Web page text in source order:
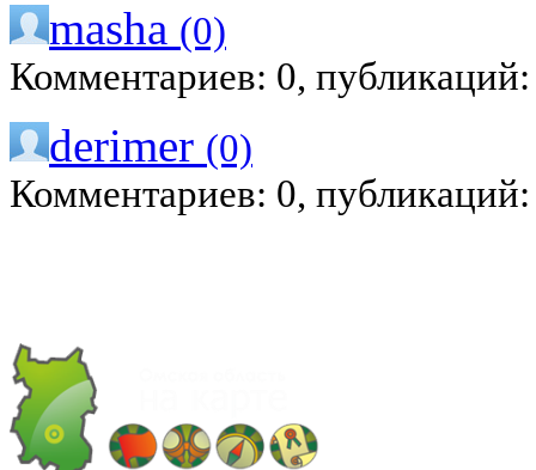
masha (0)
Комментариев: 0,
derimer (0)
Комментариев: 0,